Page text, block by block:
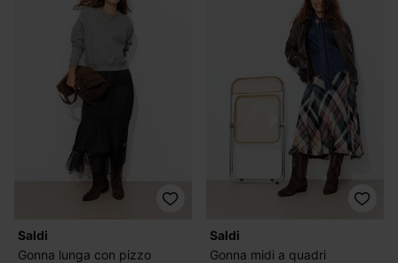
Saldi
Gonna lunga con pizzo
Saldi
Gonna midi a quadri